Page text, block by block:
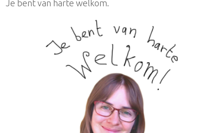
Je bent van harte welkom.